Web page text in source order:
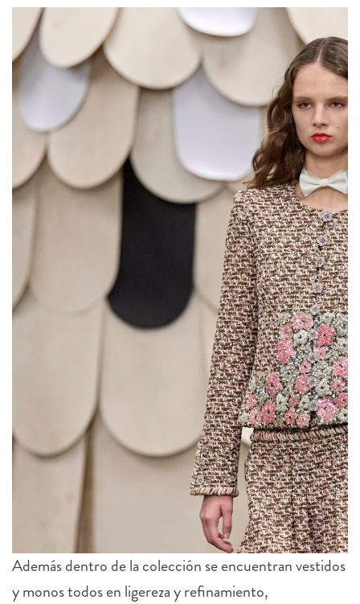
Además dentro de la colección se encuentran vestidos
y monos todos en ligereza y refinamiento,